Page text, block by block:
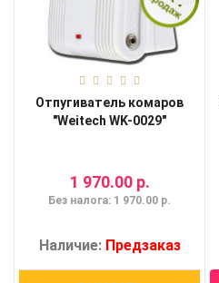
Отпугиватель комаров
"Weitech WK-0029"
1 970.00 р.
Без налога: 1 970.00 р.
Наличие: Предзаказ